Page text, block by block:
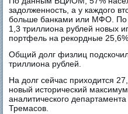
задолженность, а у каждого
больше банками или МФО. По
1,3 триллиона рублей новых
портфель на рекордные 25,6%.
Общий долг физлиц
триллиона рублей.
На долг сейчас приходится
новый исторический
аналитического
Тремасов.